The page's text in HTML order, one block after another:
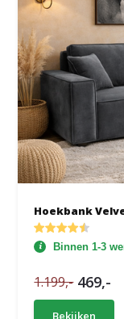
Hoekbank
Binnen 1-3
1.199,- 469,-
Bekijken